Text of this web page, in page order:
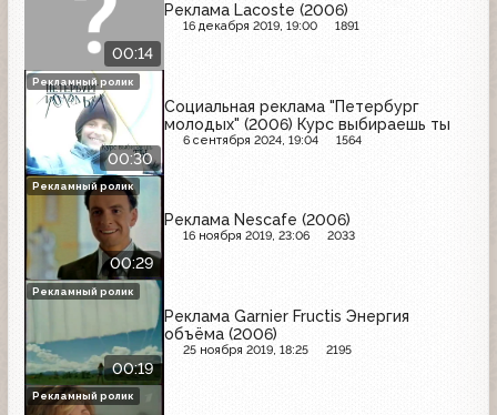
00:14
Реклама Lacoste (2006)
16 декабря 2019, 19:00 1891
00:30
Социальная реклама "Петербург
молодых" (2006) Курс выбираешь ты
6 сентября 2024, 19:04 1564
Рекламный ролик
00:29
Реклама Nescafe (2006)
16 ноября 2019, 23:06 2033
Рекламный ролик
00:19
Реклама Garnier Fructis Энергия
объёма (2006)
25 ноября 2019, 18:25 2195
Рекламный ролик
Рекламный ролик